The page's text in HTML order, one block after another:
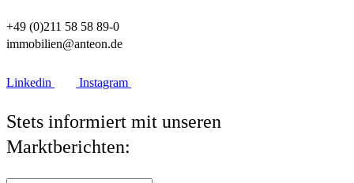
+49 (0)211 58 58 89-0
immobilien@anteon.de
Linkedin Instagram
Stets informiert mit unseren
Marktberichten: